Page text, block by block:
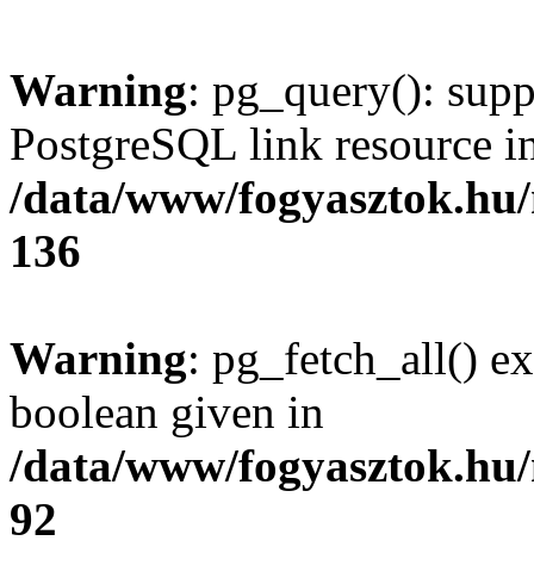
Warning: pg_query():
PostgreSQL link resource
/data/www/
136
Warning: pg_fetch_all()
boolean given in
/data/www/
92